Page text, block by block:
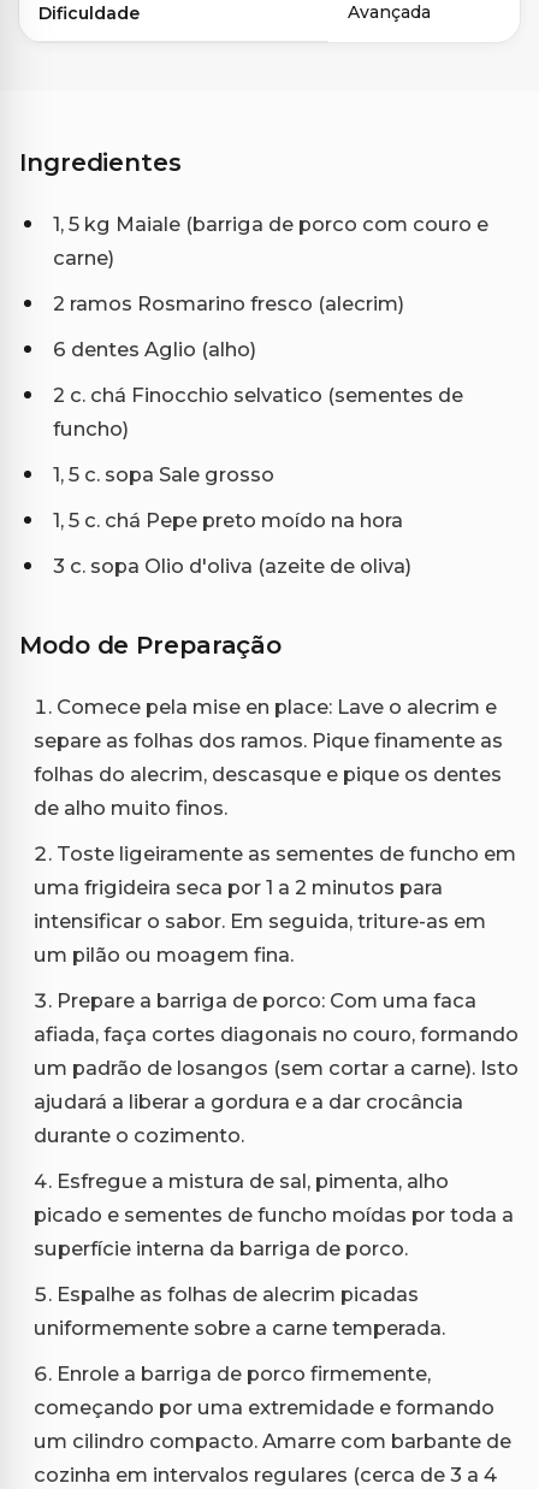
Dificuldade Avançada
Ingredientes
1, 5 kg Maiale (barriga de porco com couro e
carne)
2 ramos Rosmarino fresco (alecrim)
6 dentes Aglio (alho)
2 c. chá Finocchio selvatico (sementes de
funcho)
1, 5 c. sopa Sale grosso
1, 5 c. chá Pepe preto moído na hora
3 c. sopa Olio d'oliva (azeite de oliva)
Modo de Preparação
Comece pela mise en place: Lave o alecrim e
separe as folhas dos ramos. Pique finamente as
folhas do alecrim, descasque e pique os dentes
de alho muito finos.
Toste ligeiramente as sementes de funcho em
uma frigideira seca por 1 a 2 minutos para
intensificar o sabor. Em seguida, triture-as em
um pilão ou moagem fina.
Prepare a barriga de porco: Com uma faca
afiada, faça cortes diagonais no couro, formando
um padrão de losangos (sem cortar a carne). Isto
ajudará a liberar a gordura e a dar crocância
durante o cozimento.
Esfregue a mistura de sal, pimenta, alho
picado e sementes de funcho moídas por toda a
superfície interna da barriga de porco.
Espalhe as folhas de alecrim picadas
uniformemente sobre a carne temperada.
Enrole a barriga de porco firmemente,
começando por uma extremidade e formando
um cilindro compacto. Amarre com barbante de
cozinha em intervalos regulares (cerca de 3 a 4